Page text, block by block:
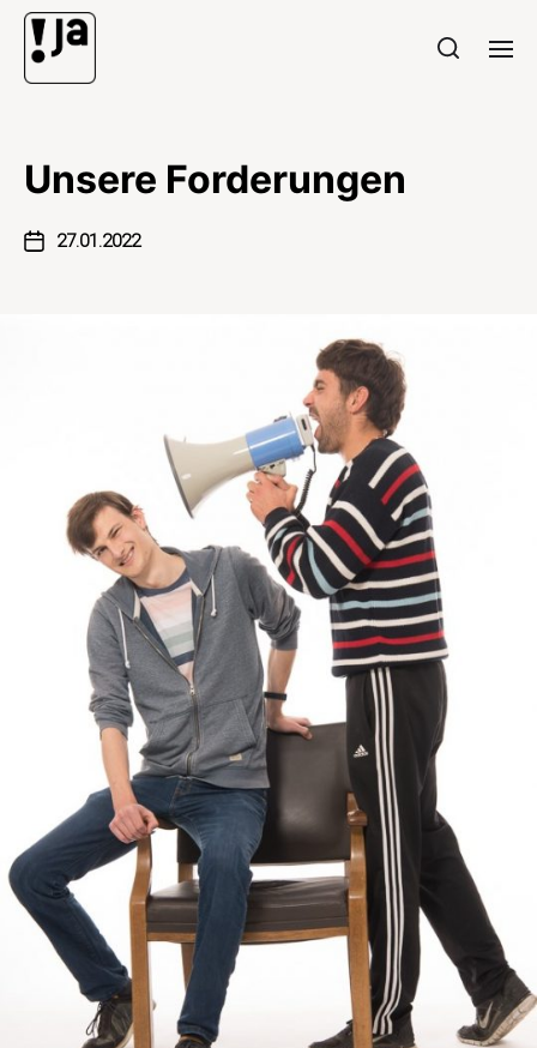
Unsere Forderungen
27.01.2022